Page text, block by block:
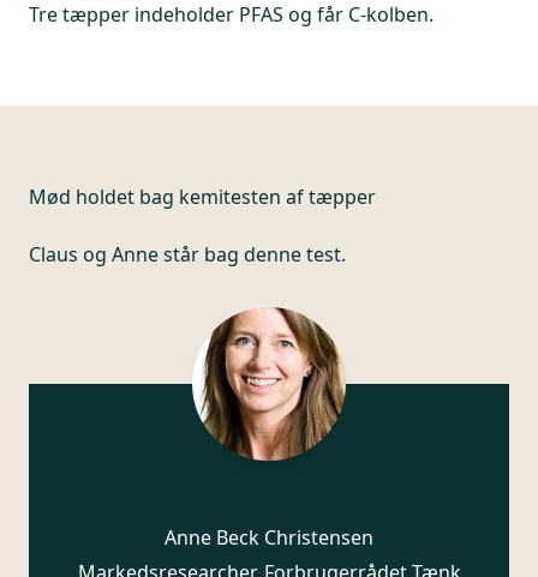
Tre tæpper indeholder PFAS og får C-kolben.
Mød holdet bag kemitesten af tæpper
Claus og Anne står bag denne test.
Anne Beck Christensen